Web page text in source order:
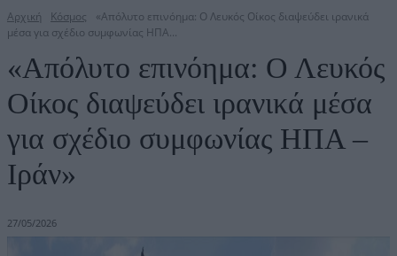
Αρχική Κόσμος
«Απόλυτο επινόημα: Ο Λευκός Οίκος διαψεύδει ιρανικά
μέσα για σχέδιο συμφωνίας ΗΠΑ...
«Απόλυτο επινόημα: Ο Λευκός
Οίκος διαψεύδει ιρανικά μέσα
για σχέδιο συμφωνίας ΗΠΑ –
Ιράν»
27/05/2026